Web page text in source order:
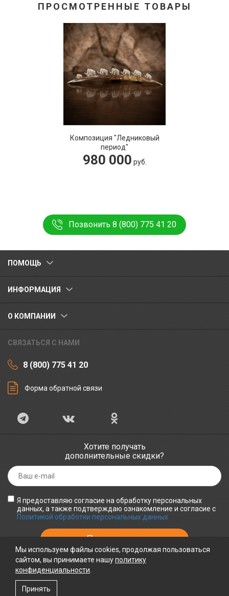
ПРОСМОТРЕННЫЕ ТОВАРЫ
Композиция "Ледниковый
период"
980 000 руб.
Позвонить 8 (800) 775 41 20
ПОМОЩЬ
ИНФОРМАЦИЯ
О КОМПАНИИ
СВЯЗАТЬСЯ С НАМИ
8 (800) 775 41 20
Форма обратной связи
Хотите получать
дополнительные скидки?
Я предоставляю согласие на обработку персональных
данных, а также подтверждаю ознакомление и согласие с
Политикой обработки персональных данных
ПРИНИМАЕМ К ОПЛАТЕ
Мы используем файлы cookies, продолжая пользоваться
сайтом, вы принимаете нашуполитику
конфиденциальности
Принять